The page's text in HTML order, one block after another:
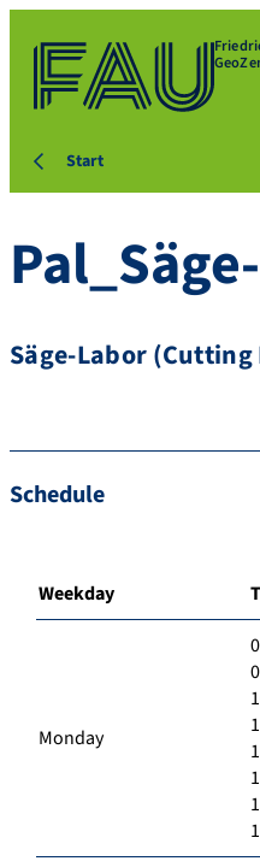
Start
Säge-Labor (Cutting
Schedule
Weekday
Monday